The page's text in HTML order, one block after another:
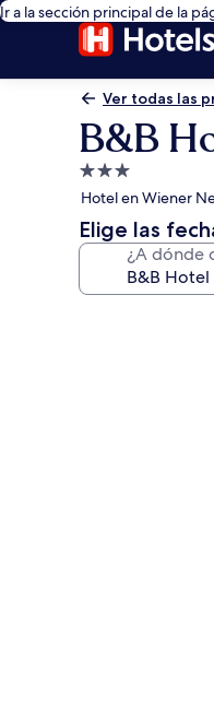
Ir a la sección principal de la
Ver todas las
B&B
Propiedad
de
3.0
estrellas
Hotel en Wiener
Elige las
¿A dónde